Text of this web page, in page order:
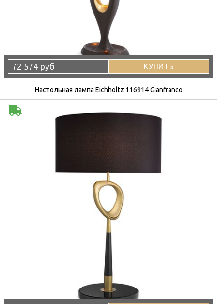
72 574 руб КУПИТЬ
Настольная лампа Eichholtz 116914 Gianfranco